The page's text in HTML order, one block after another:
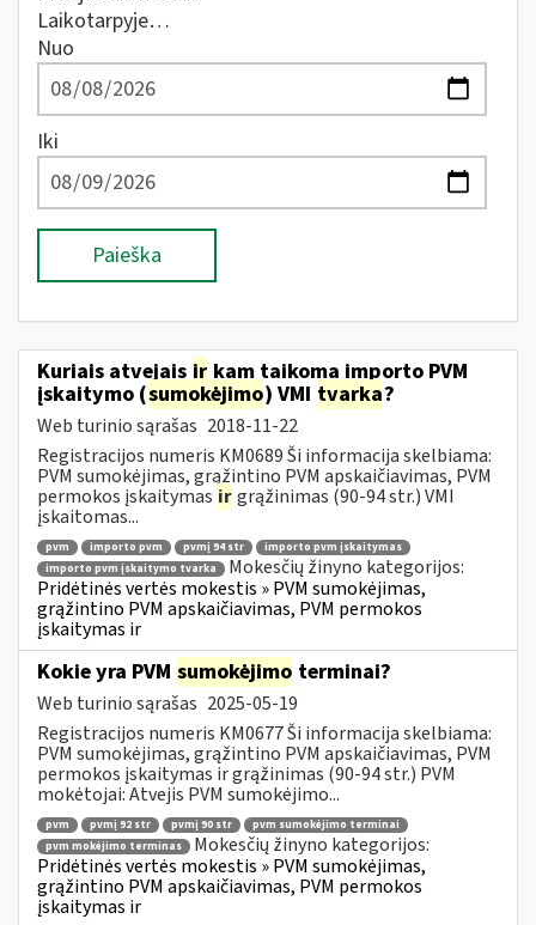
Laikotarpyje…
Nuo
Iki
Paieška
Kuriais atvejais ir kam taikoma importo PVM
įskaitymo (sumokėjimo) VMI tvarka?
Web turinio sąrašas 2018-11-22
Registracijos numeris KM0689 Ši informacija skelbiama:
PVM sumokėjimas, grąžintino PVM apskaičiavimas, PVM
permokos įskaitymas irgrąžinimas (90-94 str.) VMI
įskaitomas...
pvm importo pvm pvmį 94 str
importo pvm įskaitymas
importo pvm įskaitymo tvarka
Mokesčių žinyno kategorijos:
Pridėtinės vertės mokestis » PVM sumokėjimas,
grąžintino PVM apskaičiavimas, PVM permokos
įskaitymas ir
Kokie yra PVM sumokėjimo terminai?
Web turinio sąrašas 2025-05-19
Registracijos numeris KM0677 Ši informacija skelbiama:
PVM sumokėjimas, grąžintino PVM apskaičiavimas, PVM
permokos įskaitymas ir grąžinimas (90-94 str.) PVM
mokėtojai: Atvejis PVM sumokėjimo...
pvm pvmį 92 str pvmį 90 str
pvm sumokėjimo terminai
pvm mokėjimo terminas
Mokesčių žinyno kategorijos:
Pridėtinės vertės mokestis » PVM sumokėjimas,
grąžintino PVM apskaičiavimas, PVM permokos
įskaitymas ir